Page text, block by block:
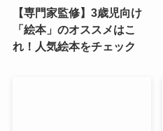
【専門家監修】3歳児向け
「絵本」のオススメはこ
れ！人気絵本をチェック